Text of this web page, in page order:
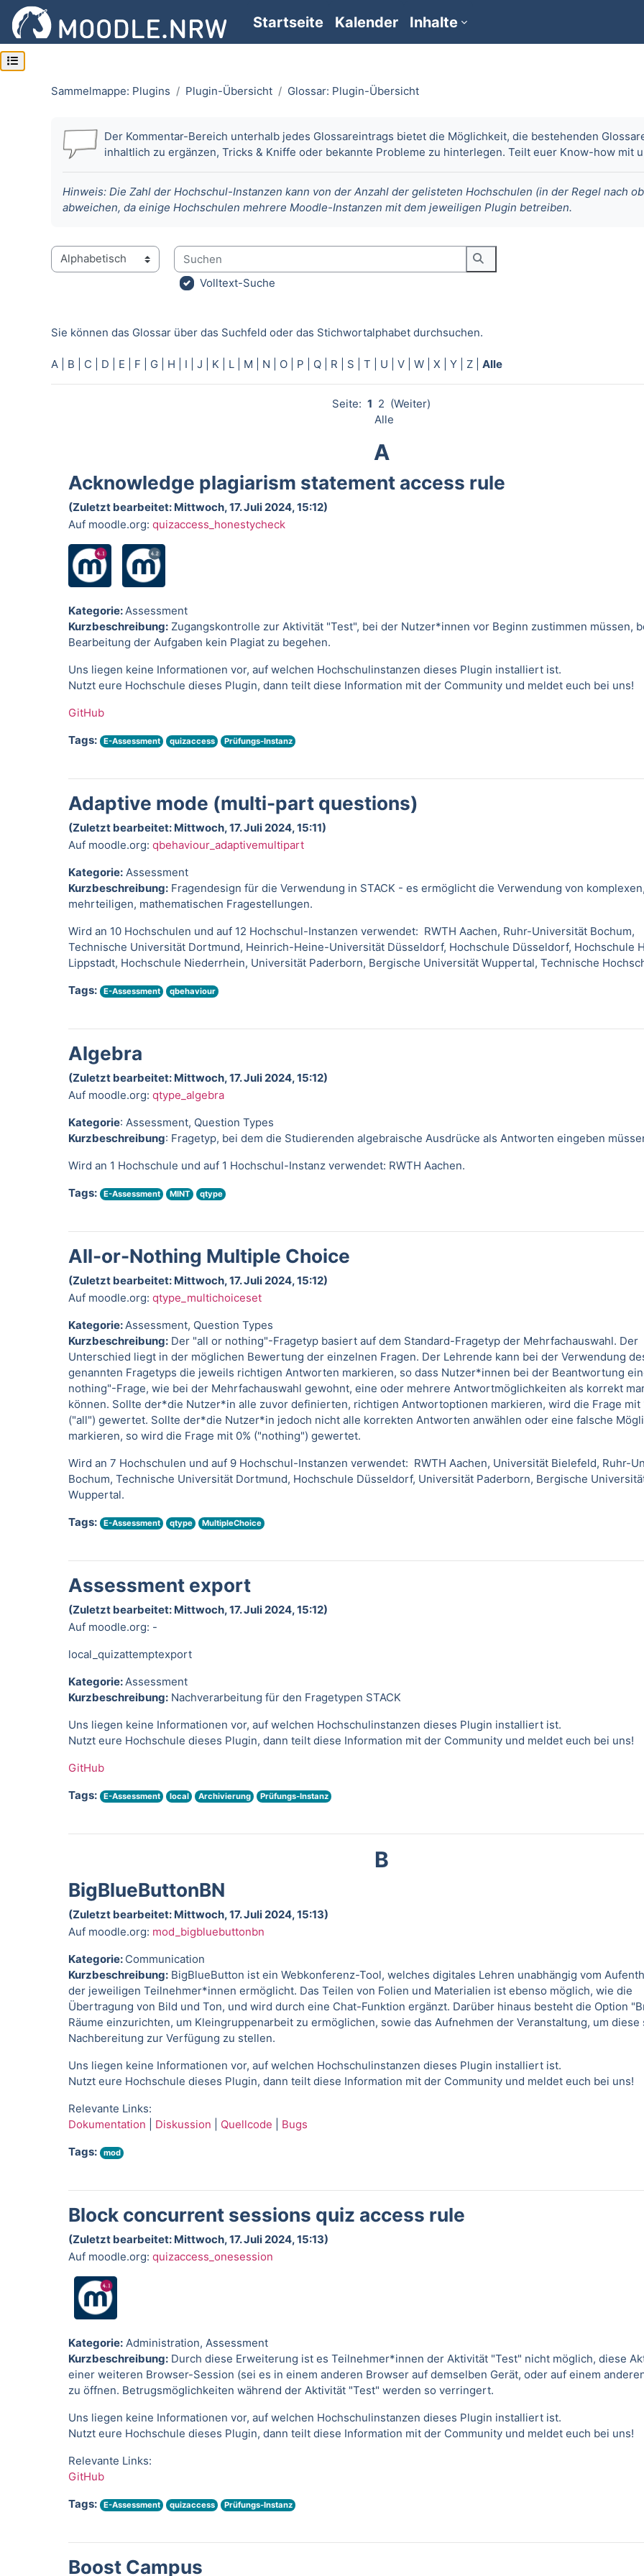
Zum Hauptinhalt
Startseite Kalender Inhalte
Kursindex öffnen
Sammelmappe: Plugins Plugin-Übersicht Glossar: Plugin-Übersicht
Der Kommentar-Bereich unterhalb jedes Glossareintrags bietet die Möglichkeit, die bestehenden
inhaltlich zu ergänzen, Tricks & Kniffe oder bekannte Probleme zu hinterlegen. Teilt euer Know-how mit
Hinweis: Die Zahl der Hochschul-Instanzen kann von der Anzahl der gelisteten Hochschulen (in der Regel nach
abweichen, da einige Hochschulen mehrere Moodle-Instanzen mit dem jeweiligen Plugin betreiben.
Sie können das Glossar über das Suchfeld oder das Stichwortalphabet durchsuchen.
Suchen
Suchen
Volltext-Suche
Sie können das Glossar über das Suchfeld oder das Stichwortalphabet durchsuchen.
A B C D E F G H I J K L M N O P Q R S T U V W X Y Z Alle
Seite: 1 2 (Weiter)
Alle
A
Acknowledge plagiarism statement access rule
(Zuletzt bearbeitet: Mittwoch, 17. Juli 2024, 15:12)
Auf moodle.org: quizaccess_honestycheck
Kategorie:Assessment
Kurzbeschreibung: Zugangskontrolle zur Aktivität "Test", bei der Nutzer*innen vor Beginn zustimmen müssen,
Bearbeitung der Aufgaben kein Plagiat zu begehen.
Uns liegen keine Informationen vor, auf welchen Hochschulinstanzen dieses Plugin installiert ist.
Nutzt eure Hochschule dieses Plugin, dann teilt diese Information mit der Community und meldet euch bei uns!
GitHub
Tags:
E-Assessment quizaccess Prüfungs-Instanz
Adaptive mode (multi-part questions)
(Zuletzt bearbeitet: Mittwoch, 17. Juli 2024, 15:11)
Auf moodle.org: qbehaviour_adaptivemultipart
Kategorie: Assessment
Kurzbeschreibung: Fragendesign für die Verwendung in STACK - es ermöglicht die Verwendung von
mehrteiligen, mathematischen Fragestellungen.
Wird an 10 Hochschulen und auf 12 Hochschul-Instanzen verwendet: RWTH Aachen, Ruhr-Universität Bochum,
Technische Universität Dortmund, Heinrich-Heine-Universität Düsseldorf, Hochschule Düsseldorf, Hochschule
Lippstadt, Hochschule Niederrhein, Universität Paderborn, Bergische Universität Wuppertal, Technische
Tags:
E-Assessment qbehaviour
Algebra
(Zuletzt bearbeitet: Mittwoch, 17. Juli 2024, 15:12)
Auf moodle.org: qtype_algebra
Kategorie: Assessment, Question Types
Kurzbeschreibung: Fragetyp, bei dem die Studierenden algebraische Ausdrücke als Antworten eingeben
Wird an 1 Hochschule und auf 1 Hochschul-Instanz verwendet: RWTH Aachen.
Tags:
E-Assessment MINT qtype
All-or-Nothing Multiple Choice
(Zuletzt bearbeitet: Mittwoch, 17. Juli 2024, 15:12)
Auf moodle.org: qtype_multichoiceset
Kategorie:Assessment, Question Types
Kurzbeschreibung: Der "all or nothing"-Fragetyp basiert auf dem Standard-Fragetyp der Mehrfachauswahl. Der
Unterschied liegt in der möglichen Bewertung der einzelnen Fragen. Der Lehrende kann bei der Verwendung
genannten Fragetyps die jeweils richtigen Antworten markieren, so dass Nutzer*innen bei der Beantwortung
nothing"-Frage, wie bei der Mehrfachauswahl gewohnt, eine oder mehrere Antwortmöglichkeiten als korrekt
können. Sollte der*die Nutzer*in alle zuvor definierten, richtigen Antwortoptionen markieren, wird die Frage mit
("all") gewertet. Sollte der*die Nutzer*in jedoch nicht alle korrekten Antworten anwählen oder eine falsche
markieren, so wird die Frage mit 0% ("nothing") gewertet.
Wird an 7 Hochschulen und auf 9 Hochschul-Instanzen verwendet: RWTH Aachen, Universität Bielefeld, Ruhr-
Bochum, Technische Universität Dortmund, Hochschule Düsseldorf, Universität Paderborn, Bergische
Wuppertal.
Tags:
E-Assessment qtype MultipleChoice
Assessment export
(Zuletzt bearbeitet: Mittwoch, 17. Juli 2024, 15:12)
Auf moodle.org: -
local_quizattemptexport
Kategorie:Assessment
Kurzbeschreibung: Nachverarbeitung für den Fragetypen STACK
Uns liegen keine Informationen vor, auf welchen Hochschulinstanzen dieses Plugin installiert ist.
Nutzt eure Hochschule dieses Plugin, dann teilt diese Information mit der Community und meldet euch bei uns!
GitHub
Tags:
E-Assessment local Archivierung Prüfungs-Instanz
B
BigBlueButtonBN
(Zuletzt bearbeitet: Mittwoch, 17. Juli 2024, 15:13)
Auf moodle.org: mod_bigbluebuttonbn
Kategorie: Communication
Kurzbeschreibung: BigBlueButton ist ein Webkonferenz-Tool, welches digitales Lehren unabhängig vom
der jeweiligen Teilnehmer*innen ermöglicht. Das Teilen von Folien und Materialien ist ebenso möglich, wie die
Übertragung von Bild und Ton, und wird durch eine Chat-Funktion ergänzt. Darüber hinaus besteht die Option
Räume einzurichten, um Kleingruppenarbeit zu ermöglichen, sowie das Aufnehmen der Veranstaltung, um diese
Nachbereitung zur Verfügung zu stellen.
Uns liegen keine Informationen vor, auf welchen Hochschulinstanzen dieses Plugin installiert ist.
Nutzt eure Hochschule dieses Plugin, dann teilt diese Information mit der Community und meldet euch bei uns!
Relevante Links:
Dokumentation
Diskussion Quellcode
Bugs
Tags:
mod
Block concurrent sessions quiz access rule
(Zuletzt bearbeitet: Mittwoch, 17. Juli 2024, 15:13)
Auf moodle.org: quizaccess_onesession
Kategorie: Administration, Assessment
Kurzbeschreibung: Durch diese Erweiterung ist es Teilnehmer*innen der Aktivität "Test" nicht möglich, diese
einer weiteren Browser-Session (sei es in einem anderen Browser auf demselben Gerät, oder auf einem
zu öffnen. Betrugsmöglichkeiten während der Aktivität "Test" werden so verringert.
Uns liegen keine Informationen vor, auf welchen Hochschulinstanzen dieses Plugin installiert ist.
Nutzt eure Hochschule dieses Plugin, dann teilt diese Information mit der Community und meldet euch bei uns!
Relevante Links:
GitHub
Tags:
E-Assessment quizaccess Prüfungs-Instanz
Boost Campus